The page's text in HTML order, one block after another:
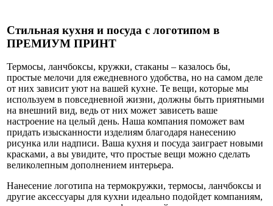
Стильная кухня и посуда с логотипом в
ПРЕМИУМ ПРИНТ
Термосы, ланчбоксы, кружки, стаканы – казалось бы,
простые мелочи для ежедневного удобства, но на самом деле
от них зависит уют на вашей кухне. Те вещи, которые мы
используем в повседневной жизни, должны быть приятными
на внешний вид, ведь от них может зависеть ваше
настроение на целый день. Наша компания поможет вам
придать изысканности изделиям благодаря нанесению
рисунка или надписи. Ваша кухня и посуда заиграет новыми
красками, а вы увидите, что простые вещи можно сделать
великолепным дополнением интерьера.
Нанесение логотипа на термокружки, термосы, ланчбоксы и
другие аксессуары для кухни идеально подойдет компаниям,